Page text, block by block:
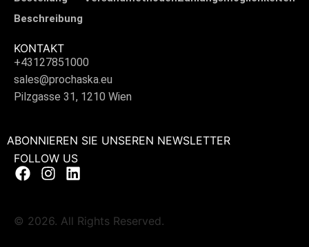
Beschreibung
KONTAKT
+43127851000
sales@prochaska.eu
Pilzgasse 31, 1210 Wien
ABONNIEREN SIE UNSEREN NEWSLETTER
FOLLOW US
© 2026. All Rights Reserved.